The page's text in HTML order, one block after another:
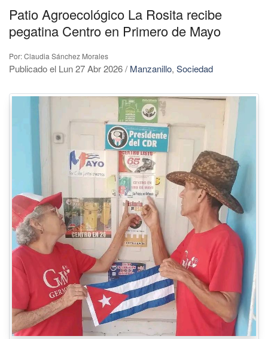
Patio Agroecológico La Rosita recibe
pegatina Centro en Primero de Mayo
Por: Claudia Sánchez Morales
Publicado el Lun 27 Abr 2026/ Manzanillo, Sociedad